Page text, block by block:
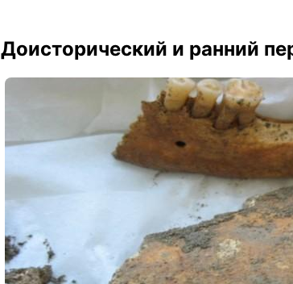
Доисторический и ранний